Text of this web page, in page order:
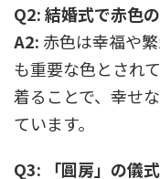
Q2: 結婚式で赤色
A2: 赤色は幸福や
も重要な色とされ
着ることで、幸せ
ています。
Q3: 「圓房」の儀